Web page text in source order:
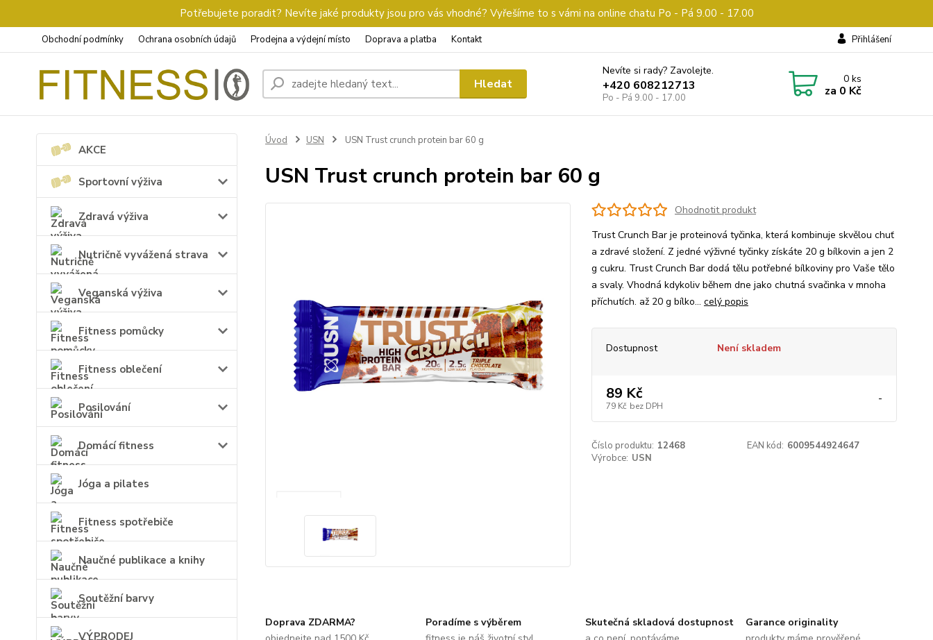
Potřebujete poradit? Nevíte jaké produkty jsou pro vás vhodné? Vyřešíme to s vámi na online chatu Po - Pá 9.00 - 17.00
Obchodní podmínky Ochrana osobních údajů Prodejna a výdejní místo Doprava a platba Kontakt Přihlášení
Hledat
Nevíte si rady? Zavolejte.
+420 608212713
Po - Pá 9.00 - 17.00
0ks
za 0 Kč
AKCE
Sportovní výživa
Zdravá výživa
Nutričně vyvážená strava
Veganská výživa
Fitness pomůcky
Fitness oblečení
Posilování
Domácí fitness
Jóga a pilates
Fitness spotřebiče
Naučné publikace a knihy
Soutěžní barvy
VÝPRODEJ
Úvod USN USN Trust crunch protein bar 60 g
USN Trust crunch protein bar 60 g
Ohodnotit produkt
Trust Crunch Bar je proteinová tyčinka, která kombinuje skvělou chuť
a zdravé složení. Z jedné výživné tyčinky získáte 20 g bílkovin a jen 2
g cukru. Trust Crunch Bar dodá tělu potřebné bílkoviny pro Vaše tělo
a svaly. Vhodná kdykoliv během dne jako chutná svačinka v mnoha
příchutích. až 20 g bílko... celý popis
Dostupnost Není skladem
89 Kč
79 Kč bez DPH -
Číslo produktu: 12468 EAN kód: 6009544924647
Výrobce: USN
Doprava ZDARMA?
Poradíme s výběrem
Skutečná skladová dostupnost
Garance originality